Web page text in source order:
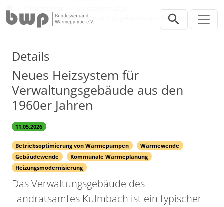
Neues Heizsystem für Verwaltungsgebäude aus den 1960er Jahren
Details
Neues Heizsystem für
Verwaltungsgebäude aus den
1960er Jahren
11.05.2026
Betriebsoptimierung von Wärmepumpen
Wärmewende
Gebäudewende
Kommunale Wärmeplanung
Heizungsmodernisierung
Das Verwaltungsgebäude des
Landratsamtes Kulmbach ist ein typischer